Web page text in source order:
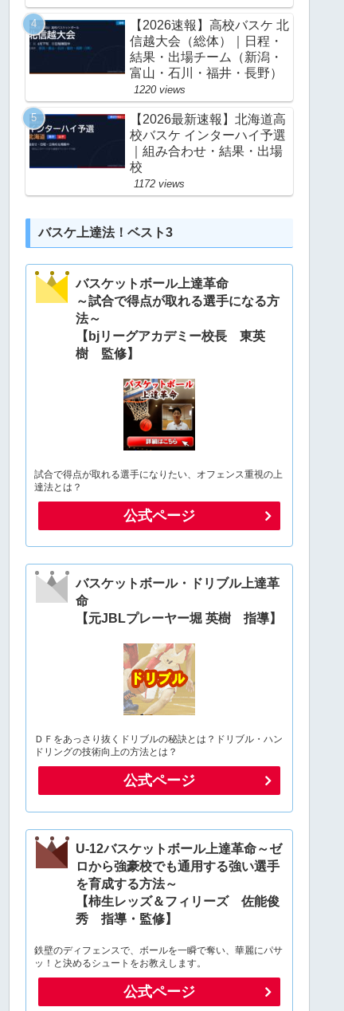
【2026速報】高校バスケ 北
信越大会（総体）｜日程・
結果・出場チーム（新潟・
富山・石川・福井・長野）
1220 views
【2026最新速報】北海道高
校バスケ インターハイ予選
｜組み合わせ・結果・出場
校
1172 views
バスケ上達法！ベスト3
バスケットボール上達革命
～試合で得点が取れる選手になる方
法～
【bjリーグアカデミー校長 東英
樹 監修】
試合で得点が取れる選手になりたい、オフェンス重視の上
達法とは？
公式ページ
バスケットボール・ドリブル上達革
命
【元JBLプレーヤー堀 英樹 指導】
ＤＦをあっさり抜くドリブルの秘訣とは？ドリブル・ハン
ドリングの技術向上の方法とは？
公式ページ
U-12バスケットボール上達革命～ゼ
ロから強豪校でも通用する強い選手
を育成する方法～
【柿生レッズ＆フィリーズ 佐能俊
秀 指導・監修】
鉄壁のディフェンスで、ボールを一瞬で奪い、華麗にパサ
ッ！と決めるシュートをお教えします。
公式ページ